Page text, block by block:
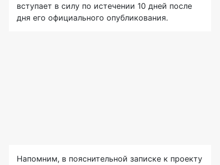
вступает в силу по истечении 10 дней после
дня его официального опубликования.
Напомним, в пояснительной записке к проекту